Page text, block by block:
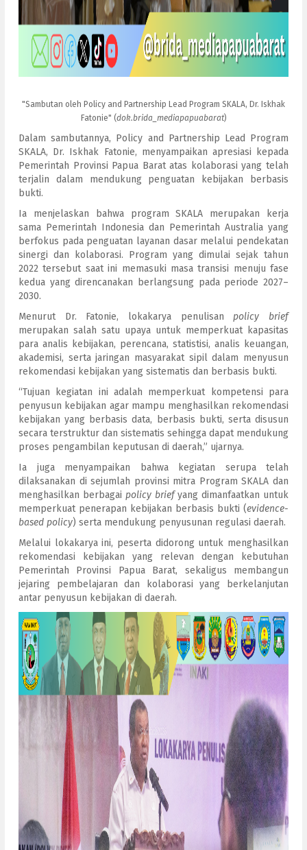
"Sambutan oleh Policy and Partnership Lead Program SKALA, Dr. Iskhak
Fatonie" (dok.brida_mediapapuabarat)
Dalam sambutannya, Policy and Partnership Lead Program
SKALA, Dr. Iskhak Fatonie, menyampaikan apresiasi kepada
Pemerintah Provinsi Papua Barat atas kolaborasi yang telah
terjalin dalam mendukung penguatan kebijakan berbasis
bukti.
Ia menjelaskan bahwa program SKALA merupakan kerja
sama Pemerintah Indonesia dan Pemerintah Australia yang
berfokus pada penguatan layanan dasar melalui pendekatan
sinergi dan kolaborasi. Program yang dimulai sejak tahun
2022 tersebut saat ini memasuki masa transisi menuju fase
kedua yang direncanakan berlangsung pada periode 2027–
2030.
Menurut Dr. Fatonie, lokakarya penulisanpolicy brief
merupakan salah satu upaya untuk memperkuat kapasitas
para analis kebijakan, perencana, statistisi, analis keuangan,
akademisi, serta jaringan masyarakat sipil dalam menyusun
rekomendasi kebijakan yang sistematis dan berbasis bukti.
“Tujuan kegiatan ini adalah memperkuat kompetensi para
penyusun kebijakan agar mampu menghasilkan rekomendasi
kebijakan yang berbasis data, berbasis bukti, serta disusun
secara terstruktur dan sistematis sehingga dapat mendukung
proses pengambilan keputusan di daerah,” ujarnya.
Ia juga menyampaikan bahwa kegiatan serupa telah
dilaksanakan di sejumlah provinsi mitra Program SKALA dan
menghasilkan berbagai policy briefyang dimanfaatkan untuk
memperkuat penerapan kebijakan berbasis bukti (evidence-
based policy) serta mendukung penyusunan regulasi daerah.
Melalui lokakarya ini, peserta didorong untuk menghasilkan
rekomendasi kebijakan yang relevan dengan kebutuhan
Pemerintah Provinsi Papua Barat, sekaligus membangun
jejaring pembelajaran dan kolaborasi yang berkelanjutan
antar penyusun kebijakan di daerah.